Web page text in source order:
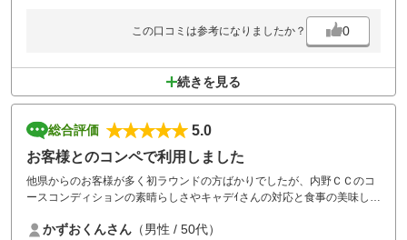
この口コミは参考になりましたか？ 0
続きを見る
総合評価
5.0
お客様とのコンペで利用しました
他県からのお客様が多く初ラウンドの方ばかりでしたが、内野ＣＣのコ
ースコンディションの素晴らしさやキャデｲさんの対応と食事の美味しさ
かずおくんさん （男性 / 50代）